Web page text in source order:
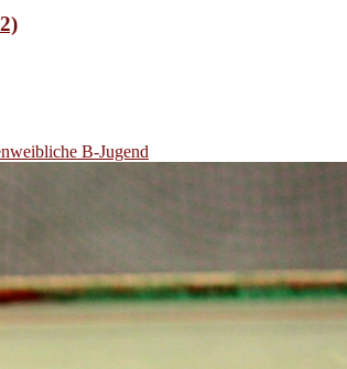
weibliche B-Jugend